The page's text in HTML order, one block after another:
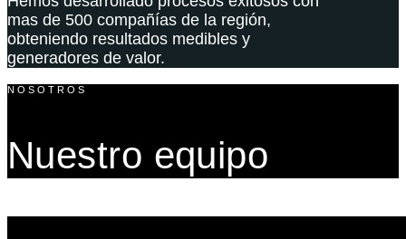
mas de 500 compañías de la región,
obteniendo resultados medibles y
generadores de valor.
NOSOTROS
Nuestro equipo